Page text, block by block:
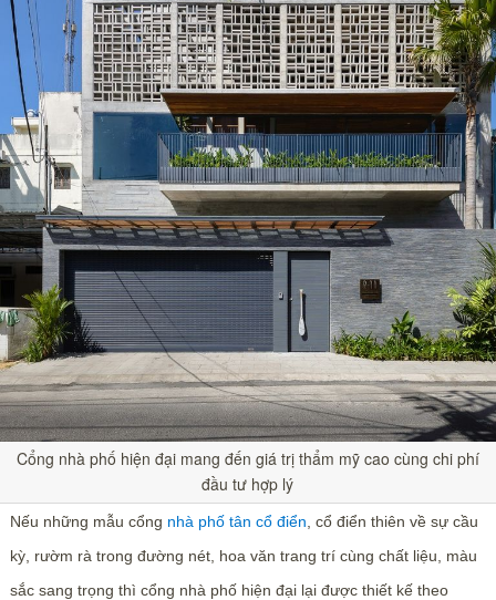
Cổng nhà phố hiện đại mang đến giá trị thẩm mỹ cao cùng chi phí
đầu tư hợp lý
Nếu những mẫu cổng nhà phố tân cổ điển , cổ điển thiên về sự cầu
kỳ, rườm rà trong đường nét, hoa văn trang trí cùng chất liệu, màu
sắc sang trọng thì cổng nhà phố hiện đại lại được thiết kế theo